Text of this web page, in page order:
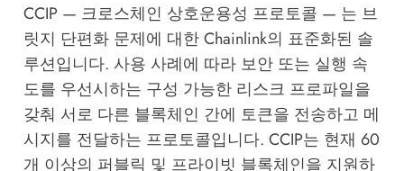
CCIP — 크로스체인 상호운용성 프로토콜 — 는 브
릿지 단편화 문제에 대한 Chainlink의 표준화된 솔
루션입니다. 사용 사례에 따라 보안 또는 실행 속
도를 우선시하는 구성 가능한 리스크 프로파일을
갖춰 서로 다른 블록체인 간에 토큰을 전송하고 메
시지를 전달하는 프로토콜입니다. CCIP는 현재 60
개 이상의 퍼블릭 및 프라이빗 블록체인을 지원하